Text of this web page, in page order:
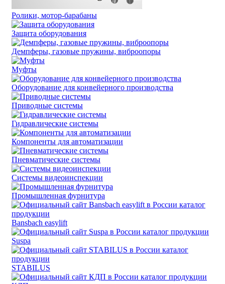
Ролики, мотор-барабаны
Защита оборудования
Демпферы, газовые пружины, виброопоры
Муфты
Оборудование для конвейерного производства
Приводные системы
Гидравлические системы
Компоненты для автоматизации
Пневматические системы
Системы видеоинспекции
Промышленная фурнитура
Bansbach easylift
Suspa
STABILUS